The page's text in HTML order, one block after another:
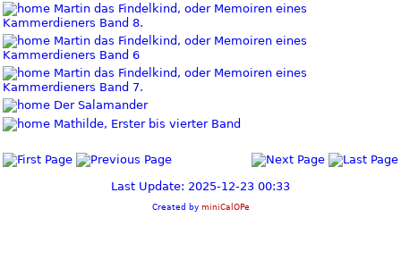
Martin das Findelkind, oder Memoiren eines
Kammerdieners Band 8.
Martin das Findelkind, oder Memoiren eines
Kammerdieners Band 6
Martin das Findelkind, oder Memoiren eines
Kammerdieners Band 7.
Der Salamander
Mathilde, Erster bis vierter Band
Last Update: 2025-12-23 00:33
Created by miniCalOPe